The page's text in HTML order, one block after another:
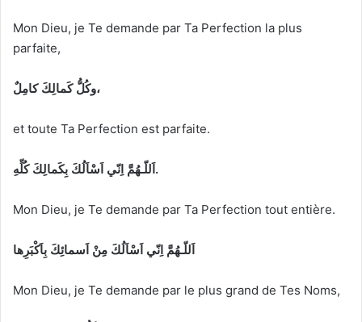
Mon Dieu, je Te demande par Ta Perfection la plus
parfaite,
وكُلُّ كَمالِكَ كامِلٌ،
et toute Ta Perfection est parfaite.
اَللّـهُمَّ اِنّي اَسْاَلُكَ بِكَمالِكَ كُلِّهِ.
Mon Dieu, je Te demande par Ta Perfection tout entière.
اَللّـهُمَّ اِنّي اَسْاَلُكَ مِنْ اَسمائِكَ بِاَكْبَرِها
Mon Dieu, je Te demande par le plus grand de Tes Noms,